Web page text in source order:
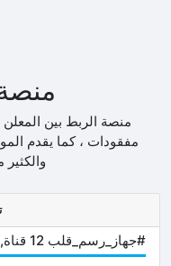
منصة الربط بين
مفقودات ، كما يقدم
#جهاز_رسم_قلب 12 قناة, من ميديتك